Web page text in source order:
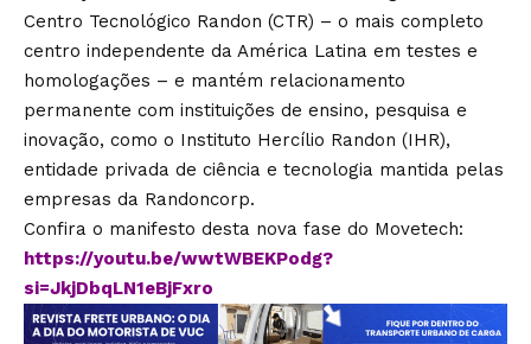
Centro Tecnológico Randon (CTR) – o mais completo
centro independente da América Latina em testes e
homologações – e mantém relacionamento
permanente com instituições de ensino, pesquisa e
inovação, como o Instituto Hercílio Randon (IHR),
entidade privada de ciência e tecnologia mantida pelas
empresas da Randoncorp.
Confira o manifesto desta nova fase do Movetech:
https://youtu.be/wwtWBEKPodg?
si=JkjDbqLN1eBjFxro